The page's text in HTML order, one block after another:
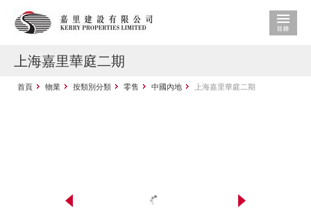
上海嘉里華庭二期
首頁 物業 按類別分類 零售 中國內地 上海嘉里華庭二期